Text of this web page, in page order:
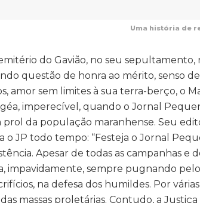
Uma história de
do Gavião, no seu sepultamento,
questão de honra ao mérito, senso
amor sem limites à sua terra-berço, o
imperecível, quando o Jornal
da população maranhense. Seu
o JP todo tempo: “Festeja o Jornal
Apesar de todas as campanhas e
impavidamente, sempre pugnando
na defesa dos humildes. Por várias
massas proletárias. Contudo, a